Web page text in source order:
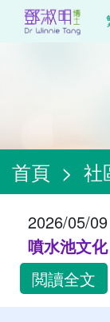
首頁 > 社
2026/05/09
噴水池文化
閲讀全文